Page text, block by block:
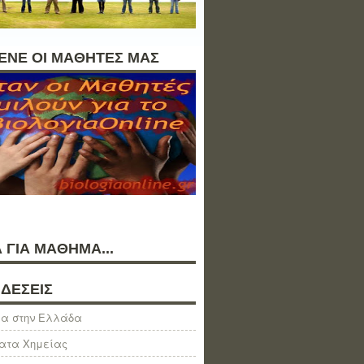
ΟΙ ΜΑΘΗΤΕΣ ΜΑΣ
ΓΙΑ ΜΑΘΗΜΑ...
στην Ελλάδα
Χημείας